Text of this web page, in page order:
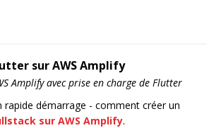
sur AWS Amplify
Amplify avec prise en charge de Flutter
rapide démarrage - comment créer un
sur AWS Amplify.